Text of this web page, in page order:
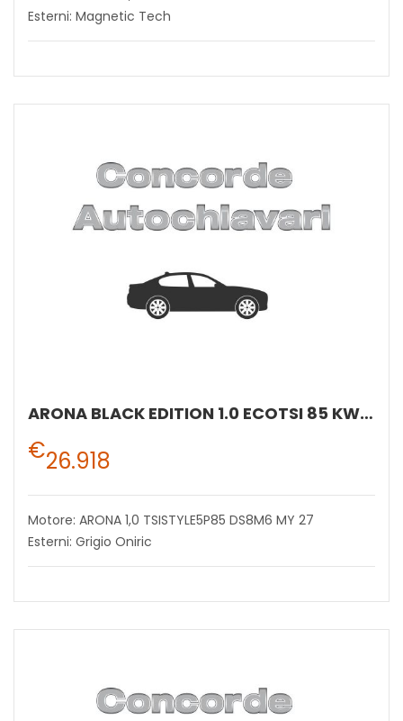
Esterni: Magnetic Tech
ARONA BLACK EDITION 1.0 ECOTSI 85 KW (115 CV) BENZINA MANUALE 6 MARCE 2WD
€26.918
Motore: ARONA 1,0 TSISTYLE5P85 DS8M6 MY 27
Esterni: Grigio Oniric